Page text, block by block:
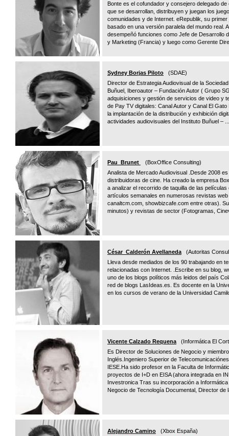
Bonte es el cofundador y consejero delegado
que se desarrollan, distribuyen y juegan los
comunidades y de Internet. eRepublik, su
basado en una versión paralela del mundo real.
desempeñó funciones como Jefe de Desarrollo
y Marketing (Francia) y luego como Gerente
Sydney Borjas Piloto (SDAE)
Director de Estrategia Audiovisual de la
Buñuel, Iberoautor – Fundación Autor ( Grupo
adquisiciones y gestión de servicios de video y
de Pay TV digitales: Canal Autor y Canal El
la implantación de la distribución y exhibición
actividades audiovisuales del Instituto Buñuel –
Pau Brunet
(BoxOffice Consulting)
Analista de Mercado Audiovisual .Desde 2008
distribuidoras de cine. Ha creado la empresa
a analizar el recorrido de taquilla de las
artículos semanales en numerosas revistas
canaltcm.com, showbizcafe.com entre otras).
minutos) y revistas de sector (Fotogramas,
César Calderón Avellaneda (Autoritas
Lleva desde mediados de los 90 trabajando en
relacionadas con Internet. .Escribe en su blog,
uno de los blogs políticos más leidos del país
red de blogs LasIdeas.es. Es docente en la
en los cursos de verano de la Universidad
Vicente Calzado Requena (Informática El
Es Director de Soluciones de Negocio y
Inglés.Ingeniero Superior de
IESE.Ha sido profesor en la Faculta de
proyectos de I+D en EISA (ahora integrada en
Investronica Tras su incorporación a
Negocio de Tecnología Documental, Director
Alejandro Camino (Xbox España)